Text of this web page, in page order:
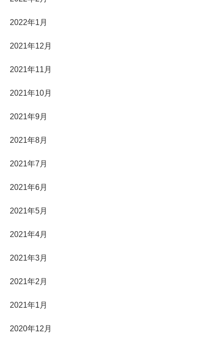
2022年1月
2021年12月
2021年11月
2021年10月
2021年9月
2021年8月
2021年7月
2021年6月
2021年5月
2021年4月
2021年3月
2021年2月
2021年1月
2020年12月